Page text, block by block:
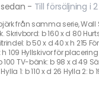
- Till försäljning i
från samma serie, Wall
Skrivbord: b 160 x d 80
b 50 x d 40 x h 215
109 Hyllskivor för
TV-bänk: b 98 x d 49
1: b 110 x d 26 Hylla 2: b